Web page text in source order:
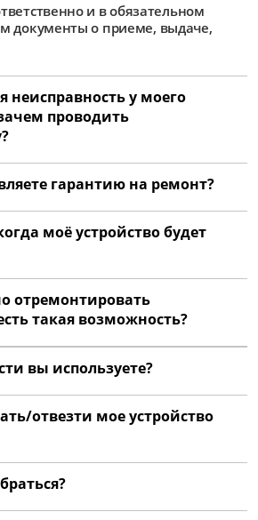
и в обязательном
документы о приеме, выдаче,
неисправность у моего
проводить
гарантию на ремонт?
моё устройство будет
отремонтировать
такая возможность?
вы используете?
отвезти мое устройство